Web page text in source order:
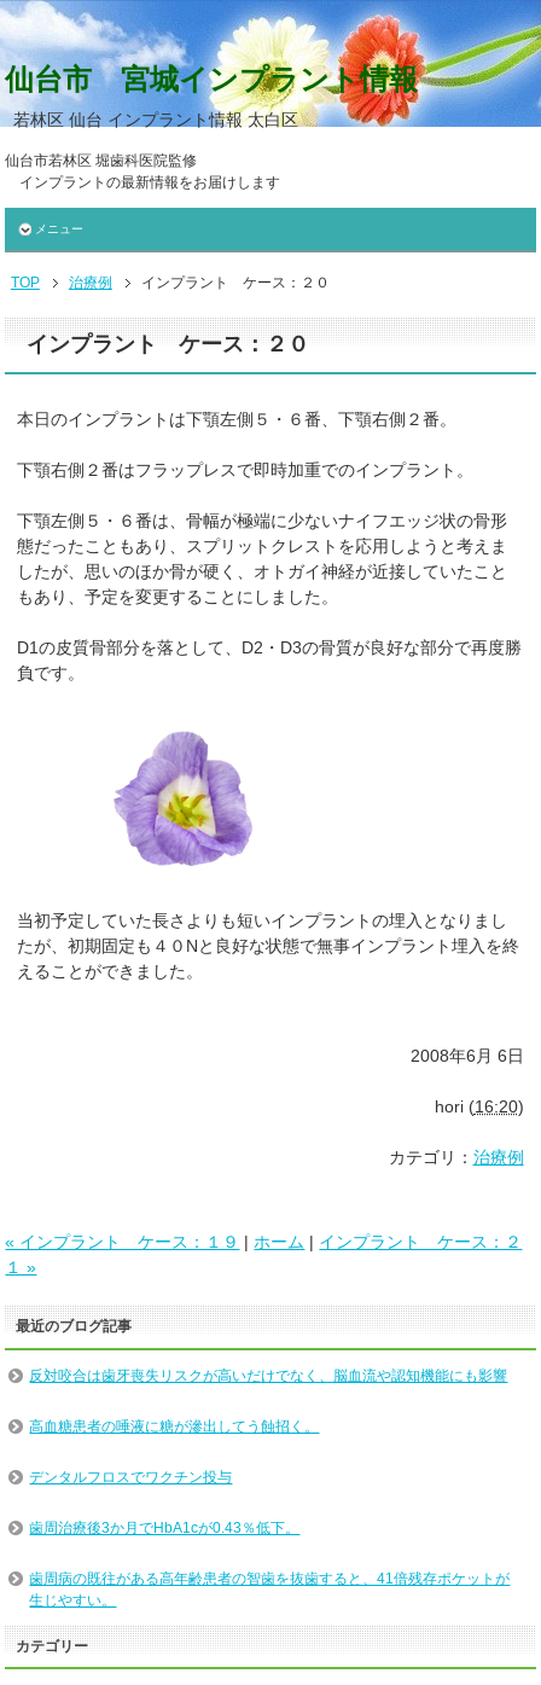
仙台市 宮城インプラント情報
若林区 仙台 インプラント情報 太白区
仙台市若林区 堀歯科医院監修
インプラントの最新情報をお届けします
メニュー
TOP 治療例 インプラント ケース：２０
インプラント ケース：２０
本日のインプラントは下顎左側５・６番、下顎右側２番。
下顎右側２番はフラップレスで即時加重でのインプラント。
下顎左側５・６番は、骨幅が極端に少ないナイフエッジ状の骨形
態だったこともあり、スプリットクレストを応用しようと考えま
したが、思いのほか骨が硬く、オトガイ神経が近接していたこと
もあり、予定を変更することにしました。
D1の皮質骨部分を落として、D2・D3の骨質が良好な部分で再度勝
負です。
当初予定していた長さよりも短いインプラントの埋入となりまし
たが、初期固定も４０Nと良好な状態で無事インプラント埋入を終
えることができました。
2008年6月 6日
hori(16:20)
カテゴリ： 治療例
« インプラント ケース：１９ | ホーム | インプラント ケース：２
１ »
最近のブログ記事
反対咬合は歯牙喪失リスクが高いだけでなく、脳血流や認知機能にも影響
高血糖患者の唾液に糖が滲出してう蝕招く。
デンタルフロスでワクチン投与
歯周治療後3か月でHbA1cが0.43％低下。
歯周病の既往がある高年齢患者の智歯を抜歯すると、41倍残存ポケットが
生じやすい。
カテゴリー